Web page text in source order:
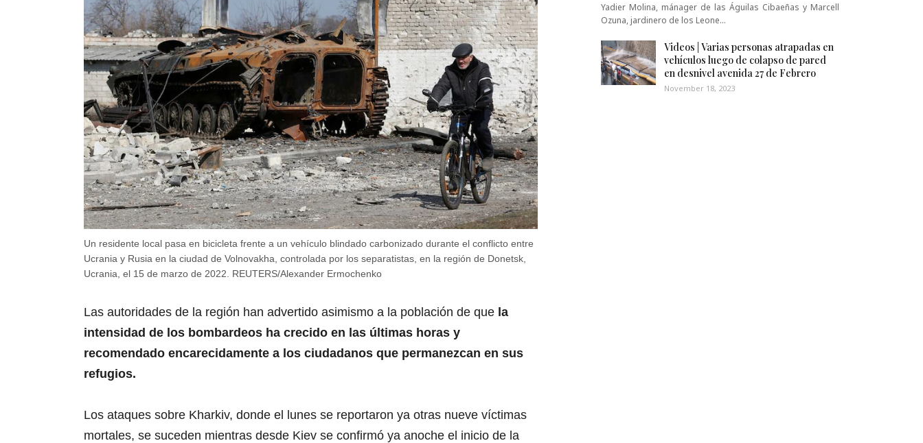
Un residente local pasa en bicicleta frente a un vehículo blindado carbonizado durante el conflicto entre
Ucrania y Rusia en la ciudad de Volnovakha, controlada por los separatistas, en la región de Donetsk,
Ucrania, el 15 de marzo de 2022. REUTERS/Alexander Ermochenko
Las autoridades de la región han advertido asimismo a la población de que la
intensidad de los bombardeos ha crecido en las últimas horas y
recomendado encarecidamente a los ciudadanos que permanezcan en sus
refugios.
Los ataques sobre Kharkiv, donde el lunes se reportaron ya otras nueve víctimas
mortales, se suceden mientras desde Kiev se confirmó ya anoche el inicio de la
Yadier Molina, mánager de las Águilas Cibaeñas y Marcell
Ozuna, jardinero de los Leone…
Videos | Varias personas atrapadas en
vehículos luego de colapso de pared
en desnivel avenida 27 de Febrero
November 18, 2023